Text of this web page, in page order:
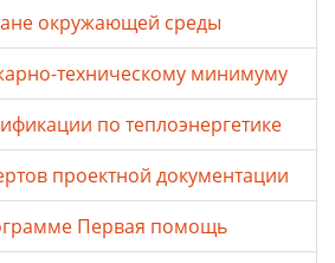
окружающей среды
техническому минимуму
по теплоэнергетике
проектной документации
Первая помощь